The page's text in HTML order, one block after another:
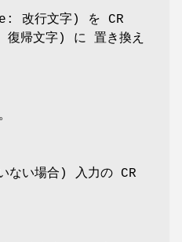
改行文字) を CR
文字) に 置き換え
ない場合) 入力の CR